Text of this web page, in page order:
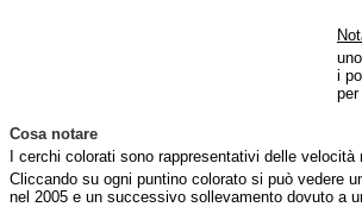
i
Cosa notare
I cerchi colorati sono rappresentativi delle
Cliccando su ogni puntino colorato si può vedere
nel 2005 e un successivo sollevamento dovuto a